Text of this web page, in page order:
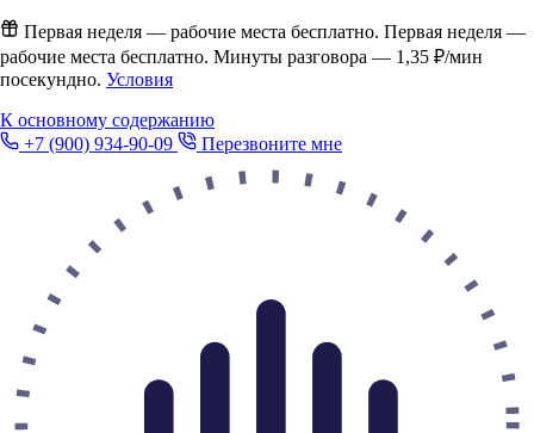
Первая неделя — рабочие места бесплатно. Первая неделя —
рабочие места бесплатно. Минуты разговора — 1,35 ₽/мин
посекундно. Условия
К основному содержанию
+7 (900) 934-90-09
Перезвоните мне